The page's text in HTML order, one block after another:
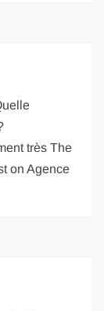
très The
on Agence